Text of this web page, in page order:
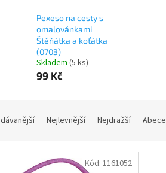
Pexeso na cesty s
omalovánkami
Štěňátka a koťátka
(0703)
Skladem (5 ks)
99 Kč
Nejlevnější Nejdražší
Kód: 1161052